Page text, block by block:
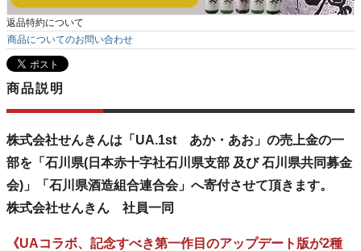
返品特約について
商品についてのお問い合わせ
商品説明
株式会社せんきんは「UA.1st あか・あお」の売上金の一
部を「石川県(日本赤十字社石川県支部 及び 石川県共同募金
会)」「石川県酒造組合連合会」へ寄付させて頂きます。
株式会社せんきん 社員一同
《UAコラボ、記念すべき第一作目のアップデート版が2種